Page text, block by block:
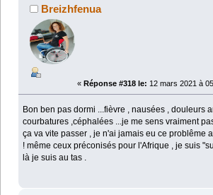
Breizhfenua
« Réponse #318 le: 12 mars 2021 à
Bon ben pas dormi ...fièvre , nausées , douleurs
courbatures ,céphalées ...je me sens vraiment
ça va vite passer , je n'ai jamais eu ce problême
! même ceux préconisés pour l'Afrique , je suis
là je suis au tas .